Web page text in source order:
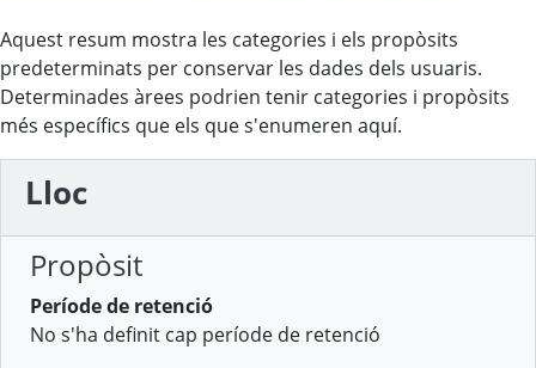
Aquest resum mostra les categories i els propòsits
predeterminats per conservar les dades dels usuaris.
Determinades àrees podrien tenir categories i propòsits
més específics que els que s'enumeren aquí.
Lloc
Propòsit
Període de retenció
No s'ha definit cap període de retenció